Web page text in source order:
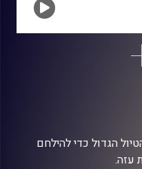
הגדול כדי להילחם
עזה.